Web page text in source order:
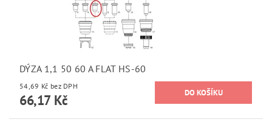
DÝZA 1,1 50 60 A FLAT HS-60
54,69 Kč bez DPH
66,17 Kč